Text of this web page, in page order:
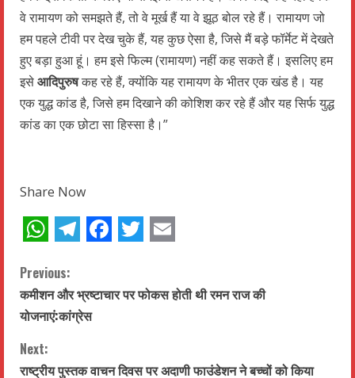
वे रामायण को समझते हैं, तो वे मूर्ख हैं या वे झूठ बोल रहे हैं। रामायण जो
हम पहले टीवी पर देख चुके हैं, यह कुछ ऐसा है, जिसे मैं बड़े फॉर्मेट में देखते
हुए बड़ा हुआ हूं। हम इसे फिल्म (रामायण) नहीं कह सकते हैं। इसलिए हम
इसेआदिपुरुषकह रहे हैं, क्योंकि यह रामायण के भीतर एक खंड है। यह
एक युद्ध कांड है, जिसे हम दिखाने की कोशिश कर रहे हैं और यह सिर्फ युद्ध
कांड का एक छोटा सा हिस्सा है।”
Share Now
C
o
n
Previous:
कमीशन और भ्रष्टाचार पर फोकस होती थी रमन राज की
योजनाएं:कांग्रेस
Next:
राष्ट्रीय पुस्तक वाचन दिवस पर अदाणी फाउंडेशन ने बच्चों को किया